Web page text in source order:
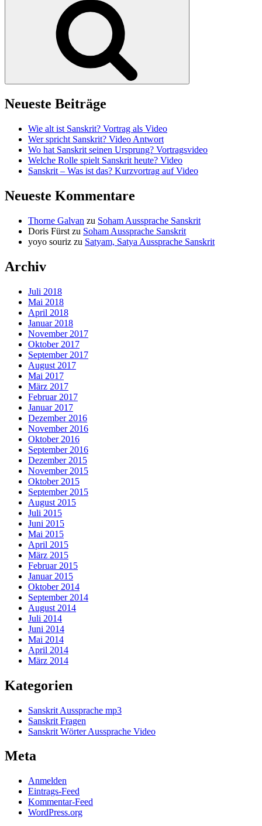
Neueste Beiträge
Wie alt ist Sanskrit? Vortrag als Video
Wer spricht Sanskrit? Video Antwort
Wo hat Sanskrit seinen Ursprung? Vortragsvideo
Welche Rolle spielt Sanskrit heute? Video
Sanskrit – Was ist das? Kurzvortrag auf Video
Neueste Kommentare
Thorne Galvan zu Soham Aussprache Sanskrit
Doris Fürst zu Soham Aussprache Sanskrit
yoyo souriz zu Satyam, Satya Aussprache Sanskrit
Archiv
Juli 2018
Mai 2018
April 2018
Januar 2018
November 2017
Oktober 2017
September 2017
August 2017
Mai 2017
März 2017
Februar 2017
Januar 2017
Dezember 2016
November 2016
Oktober 2016
September 2016
Dezember 2015
November 2015
Oktober 2015
September 2015
August 2015
Juli 2015
Juni 2015
Mai 2015
April 2015
März 2015
Februar 2015
Januar 2015
Oktober 2014
September 2014
August 2014
Juli 2014
Juni 2014
Mai 2014
April 2014
März 2014
Kategorien
Sanskrit Aussprache mp3
Sanskrit Fragen
Sanskrit Wörter Aussprache Video
Meta
Anmelden
Eintrags-Feed
Kommentar-Feed
WordPress.org